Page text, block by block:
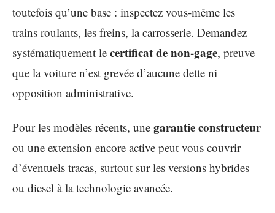
toutefois qu’une base : inspectez vous-même les
trains roulants, les freins, la carrosserie. Demandez
systématiquement le certificat de non-gage, preuve
que la voiture n’est grevée d’aucune dette ni
opposition administrative.
Pour les modèles récents, une garantie constructeur
ou une extension encore active peut vous couvrir
d’éventuels tracas, surtout sur les versions hybrides
ou diesel à la technologie avancée.